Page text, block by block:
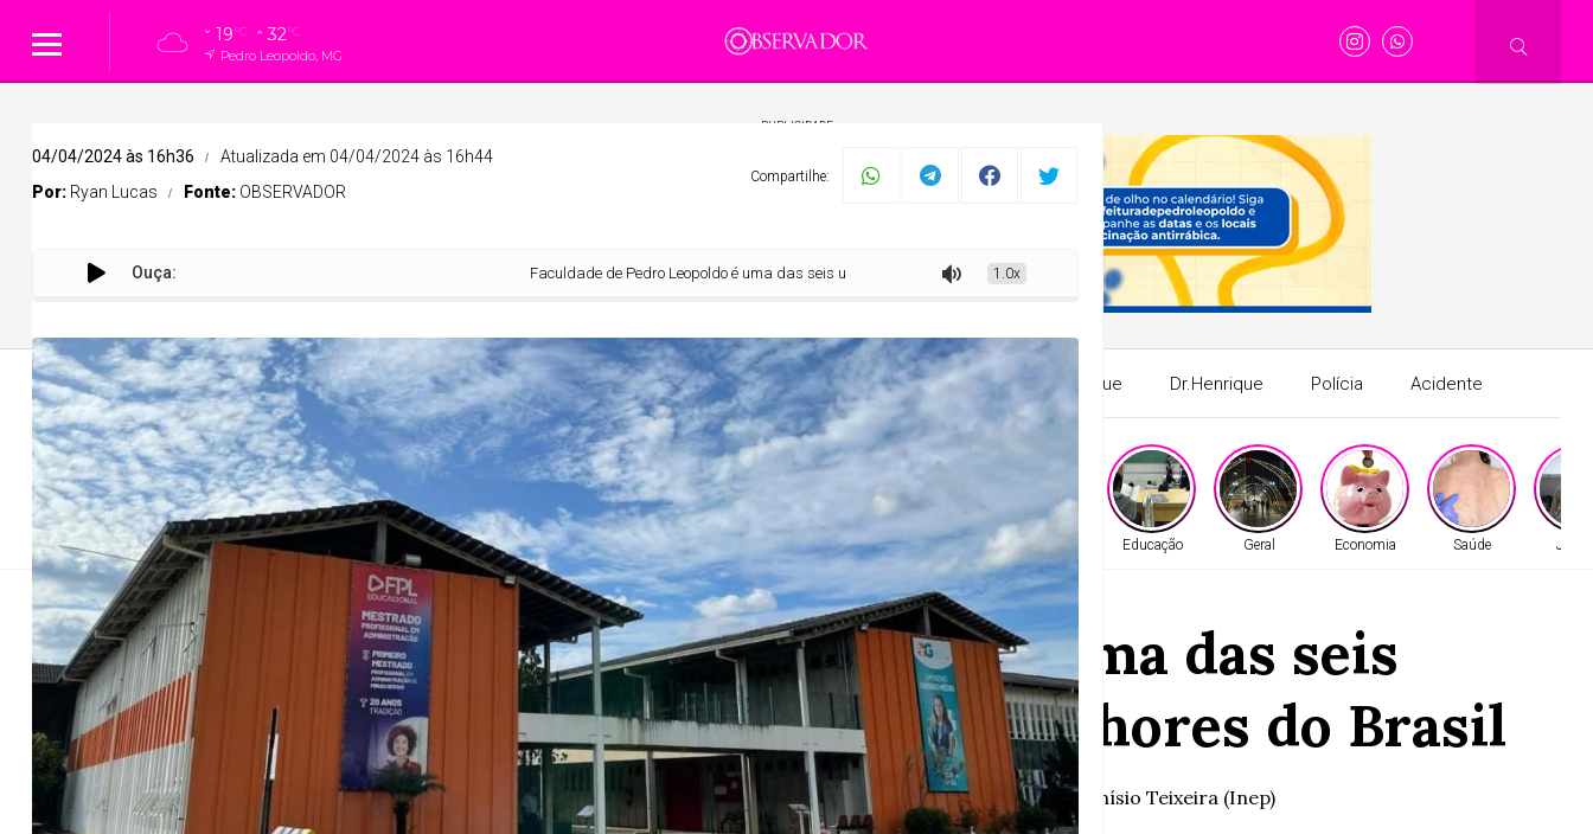
19°C 32°C
Pedro Leopoldo, MG
PUBLICIDADE
Cidades Cidades Política Entretenimento Tecnologia Economia Dom Walmor Dr.Henrique Dr.Henrique Polícia Acidente
Direitos HumanosDireitos Humanos Justiça Justiça Política Justiça Saúde Justiça Educação Geral Economia Saúde
Faculdade de Pedro Leopoldo é uma das seis
universidades de Minas entre as melhores do Brasil
Levantamento foi feito pelo Instituto Nacional de Estudos e Pesquisas Educacionais Anísio Teixeira (Inep)
04/04/2024 às 16h36
Atualizada em 04/04/2024 às 16h44
Por: Ryan Lucas Fonte: OBSERVADOR
Compartilhe:
Ouça: Faculdade de Pedro Leopoldo é uma das seis universidades de Minas entre as melhores do Brasil
1.0x